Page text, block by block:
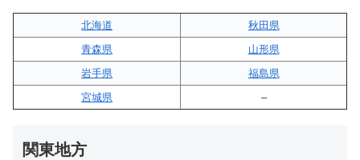
北海道
秋田県
青森県
山形県
岩手県
福島県
宮城県
–
関東地方